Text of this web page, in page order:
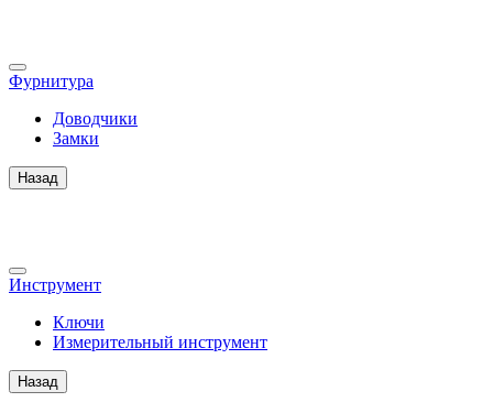
Фурнитура
Доводчики
Замки
Назад
Инструмент
Ключи
Измерительный инструмент
Назад